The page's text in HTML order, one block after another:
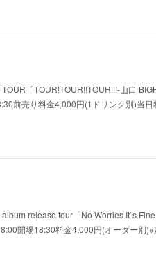
「TOUR!TOUR!!TOUR!!!-山口
前売り料金4,000円(1ドリンク別)当
album release tour「No Worries It`s
開場18:30料金4,000円(オーダー別